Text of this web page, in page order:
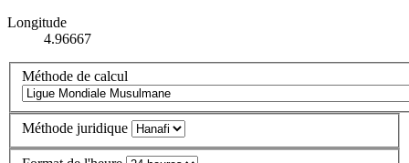
Longitude
4.96667
Méthode de calcul
Méthode juridique